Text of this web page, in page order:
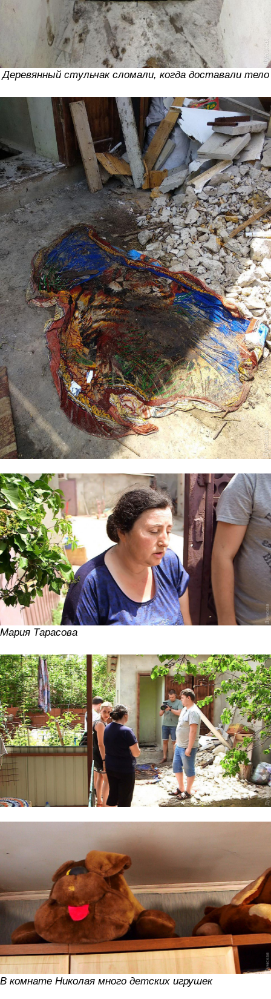
Деревянный стульчак сломали, когда доставали тело
Мария Тарасова
В комнате Николая много детских игрушек